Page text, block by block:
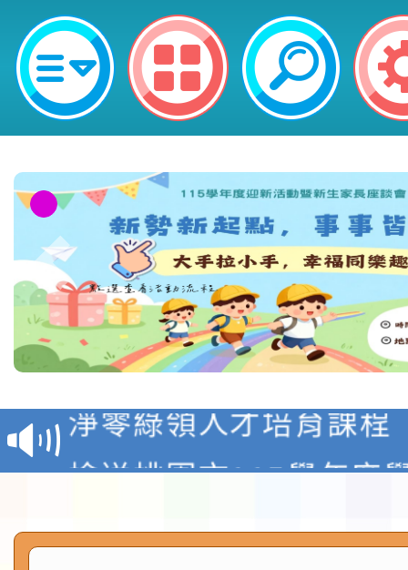
「戶外教育與海洋永續教育之素養
討會」資訊及徵稿公告一案-桃園
小學
教育部校安中心白海豚
報
淨零綠領人才培育課程
檢送桃園市115學年度